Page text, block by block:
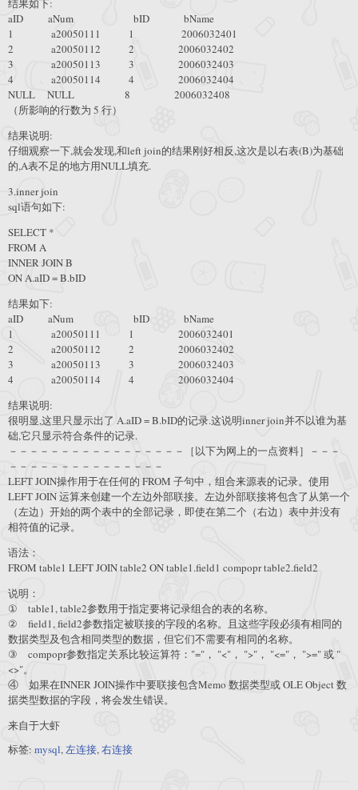
结果如下:
aID aNum bID bName
1 a20050111 1 2006032401
2 a20050112 2 2006032402
3 a20050113 3 2006032403
4 a20050114 4 2006032404
NULL NULL 8 2006032408
（所影响的行数为 5 行）
结果说明:
仔细观察一下,就会发现,和left join的结果刚好相反,这次是以右表(B)为基础
的,A表不足的地方用NULL填充.
3.inner join
sql语句如下:
SELECT *
FROM A
INNER JOIN B
ON A.aID = B.bID
结果如下:
aID aNum bID bName
1 a20050111 1 2006032401
2 a20050112 2 2006032402
3 a20050113 3 2006032403
4 a20050114 4 2006032404
结果说明:
很明显,这里只显示出了 A.aID = B.bID的记录.这说明inner join并不以谁为基
础,它只显示符合条件的记录.
－－－－－－－－－－－－－－－－－［以下为网上的一点资料］－－－
－－－－－－－－－－－－－－－
LEFT JOIN操作用于在任何的 FROM 子句中，组合来源表的记录。使用
LEFT JOIN 运算来创建一个左边外部联接。左边外部联接将包含了从第一个
（左边）开始的两个表中的全部记录，即使在第二个（右边）表中并没有
相符值的记录。
语法：
FROM table1 LEFT JOIN table2 ON table1.field1 compopr table2.field2
说明：
① table1, table2参数用于指定要将记录组合的表的名称。
② field1, field2参数指定被联接的字段的名称。且这些字段必须有相同的
数据类型及包含相同类型的数据，但它们不需要有相同的名称。
③ compopr参数指定关系比较运算符："="， "<"， ">"， "<="， ">=" 或 "
<>"。
④ 如果在INNER JOIN操作中要联接包含Memo 数据类型或 OLE Object 数
据类型数据的字段，将会发生错误。
来自于大虾
标签: mysql,左连接,右连接